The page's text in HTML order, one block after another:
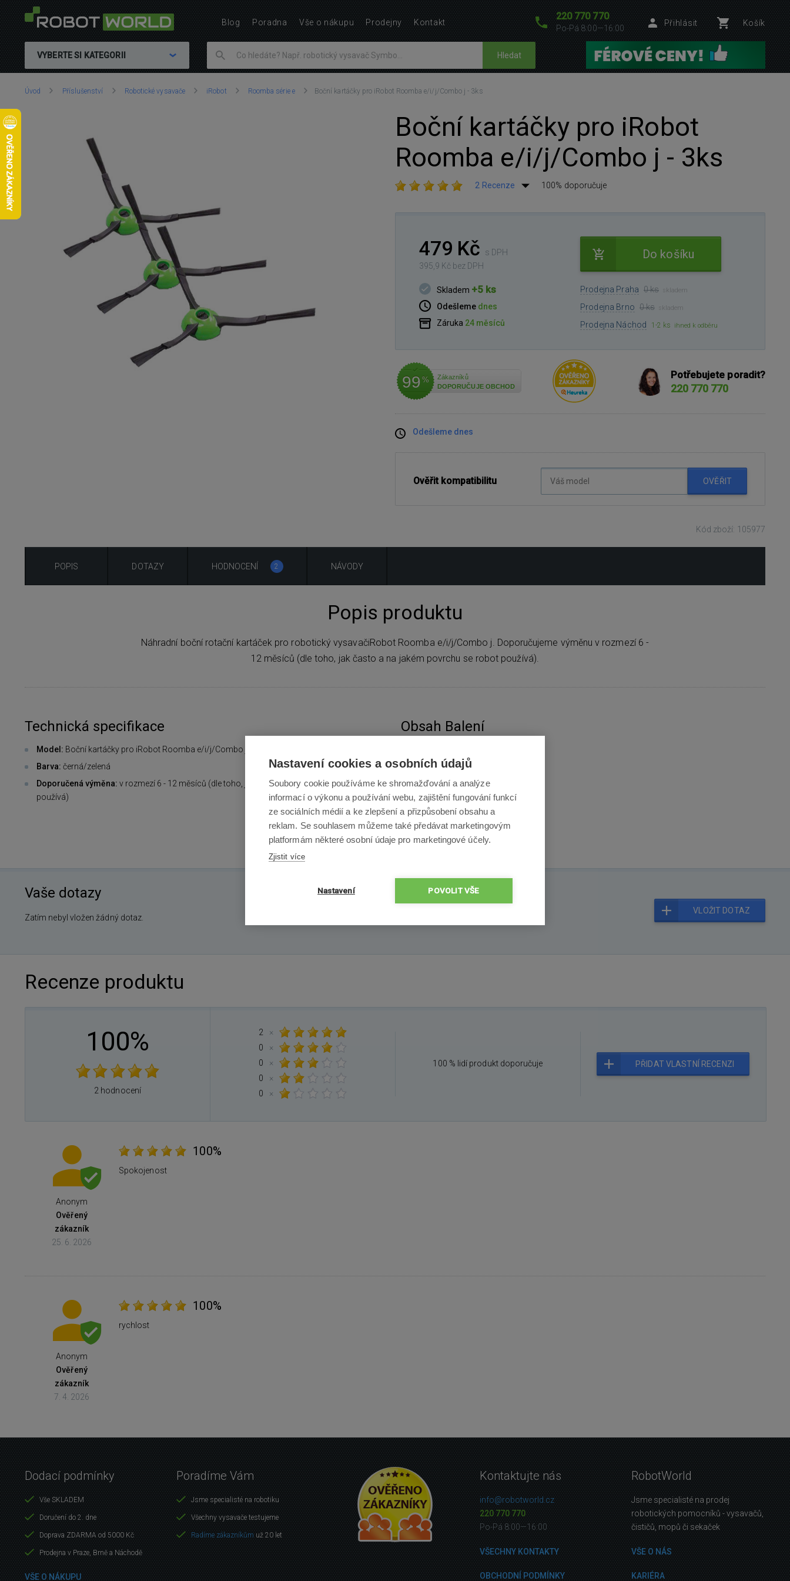
220 770 770
Po-Pá 8:00—16:00
Přihlásit Košík
VYBERTE SI KATEGORII Hledat
Nacházíte
Úvod Příslušenství Robotické vysavače iRobot Roomba série e Boční kartáčky pro iRobot Roomba e/i/j/Combo j - 3ks
Boční kartáčky pro iRobot
Roomba e/i/j/Combo j - 3ks
2 Recenze 100% doporučuje
479 Kč
s DPH
395,9 Kč bez DPH
Do košíku
Skladem +5 ks
Odešleme dnes
Záruka 24 měsíců
Prodejna Praha 0 ks skladem
Prodejna Brno 0 ks skladem
Prodejna Náchod 1-2 ks ihned k odběru
99 %
Zákazníků
DOPORUČUJE OBCHOD
Potřebujete poradit?
220 770 770
Odešleme dnes
Ověřit kompatibilitu OVĚŘIT
Kód zboží: 105977
POPIS DOTAZY HODNOCENÍ 2 NÁVODY
Popis produktu
Náhradní boční rotační kartáček pro robotický vysavačiRobot Roomba e/i/j/Combo j. Doporučujeme výměnu v rozmezí 6 -
12 měsíců (dle toho, jak často a na jakém povrchu se robot používá).
Technická specifikace
Model: Boční kartáčky pro iRobot Roomba e/i/j/Combo j
Barva: černá/zelená
Doporučená výměna: v rozmezí 6 - 12 měsíců (dle toho, jak často a na jakém povrchu se robot
používá)
Obsah Balení
3x
Boční kartáčky pro
iRobot Roomba
e/i/j/Combo j
Vaše dotazy
VLOŽIT DOTAZ
Zatím nebyl vložen žádný dotaz.
Recenze produktu
100%
2 hodnocení
2
×
0
×
0
×
0
×
0
×
100 % lidí produkt doporučuje PŘIDAT VLASTNÍ RECENZI
Anonym
Ověřený
zákazník
25. 6. 2026
100%
Spokojenost
Anonym
Ověřený
zákazník
7. 4. 2026
100%
rychlost
Blog Poradna Vše o nákupu Prodejny Kontakt
Dodací podmínky
Vše SKLADEM
Doručení do 2. dne
Doprava ZDARMA od 5000 Kč
Prodejna v Praze, Brně a Náchodě
VŠE O NÁKUPU
Poradíme Vám
Jsme specialisté na robotiku
Všechny vysavače testujeme
Radíme zákazníkům už 20 let
Kontaktujte nás
info@robotworld.cz
220 770 770
Po-Pá 8:00—16:00
VŠECHNY KONTAKTY
OBCHODNÍ PODMÍNKY
RobotWorld
Jsme specialisté na prodej
robotických pomocníků - vysavačů,
čističů, mopů či sekaček
VŠE O NÁS
KARIÉRA
Nastavení cookies a osobních údajů
Soubory cookie používáme ke shromažďování a analýze
informací o výkonu a používání webu, zajištění fungování funkcí
ze sociálních médií a ke zlepšení a přizpůsobení obsahu a
reklam. Se souhlasem můžeme také předávat marketingovým
platformám některé osobní údaje pro marketingové účely.
Zjistit více
Nastavení POVOLIT VŠE